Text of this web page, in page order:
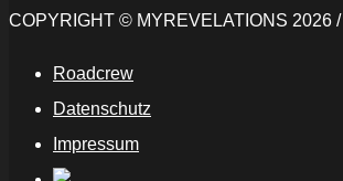
COPYRIGHT © MYREVELATIONS 2026 /
Roadcrew
Datenschutz
Impressum